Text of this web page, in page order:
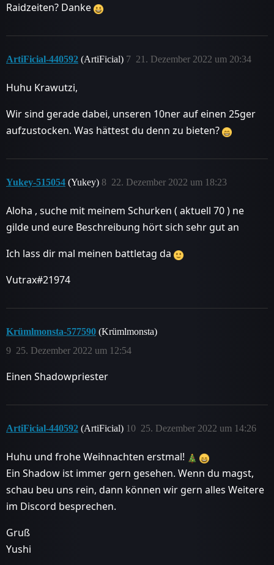
Raidzeiten? Danke
ArtiFicial-440592 (ArtiFicial) 21. Dezember 2022 um 20:34
7
Huhu Krawutzi,
Wir sind gerade dabei, unseren 10ner auf einen 25ger
aufzustocken. Was hättest du denn zu bieten?
Yukey-515054 (Yukey) 22. Dezember 2022 um 18:23
8
Aloha , suche mit meinem Schurken ( aktuell 70 ) ne
gilde und eure Beschreibung hört sich sehr gut an
Ich lass dir mal meinen battletag da
Vutrax#21974
Krümlmonsta-577590 (Krümlmonsta)
25. Dezember 2022 um 12:54
9
Einen Shadowpriester
ArtiFicial-440592 (ArtiFicial) 25. Dezember 2022 um 14:26
10
Huhu und frohe Weihnachten erstmal!
Ein Shadow ist immer gern gesehen. Wenn du magst,
schau beu uns rein, dann können wir gern alles Weitere
im Discord besprechen.
Gruß
Yushi